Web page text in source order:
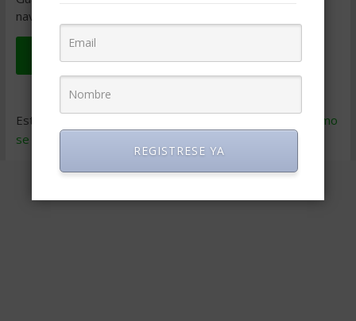
navegador para la próxima vez que comente.
Este sitio usa Akismet para reducir el spam.
Aprende cómo
se procesan los datos de tus comentarios
REGISTRESE YA